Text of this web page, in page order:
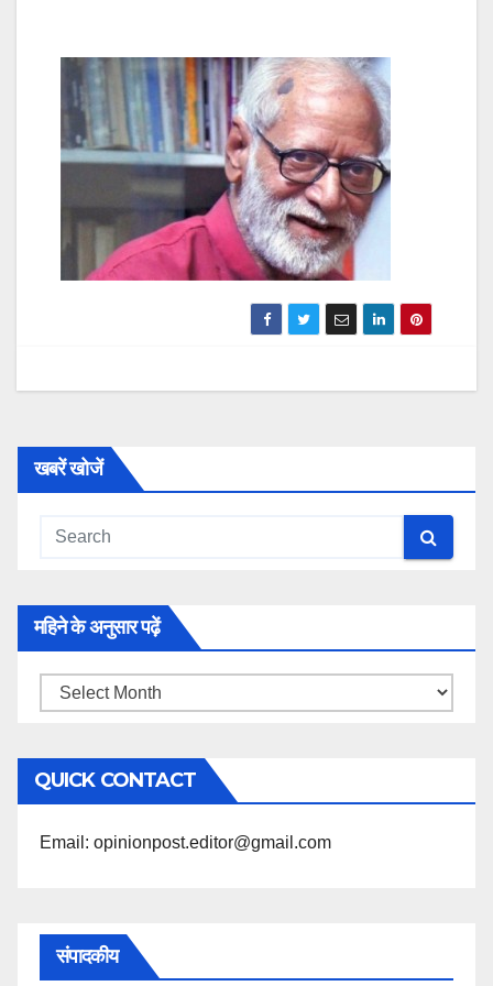
खबरें खोजें
महिने के अनुसार पढ़ें
महिने
अनुसार
पढ़ें
QUICK CONTACT
Email: opinionpost.editor@gmail.com
संपादकीय